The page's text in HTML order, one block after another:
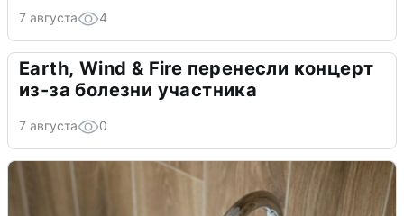
7 августа 4
Earth, Wind & Fire перенесли концерт
из-за болезни участника
7 августа 0